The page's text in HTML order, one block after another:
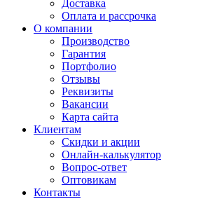
Доставка
Оплата и рассрочка
О компании
Производство
Гарантия
Портфолио
Отзывы
Реквизиты
Вакансии
Карта сайта
Клиентам
Скидки и акции
Онлайн-калькулятор
Вопрос-ответ
Оптовикам
Контакты